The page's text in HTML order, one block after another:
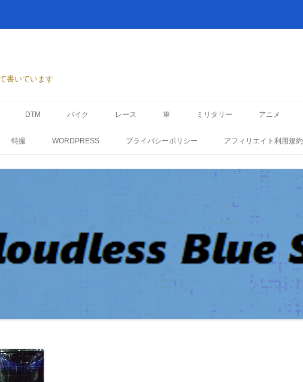
書いています
DTM バイク レース 車 ミリタリー アニメ
特撮 WORDPRESS プライバシーポリシー アフィリエイト利用規約